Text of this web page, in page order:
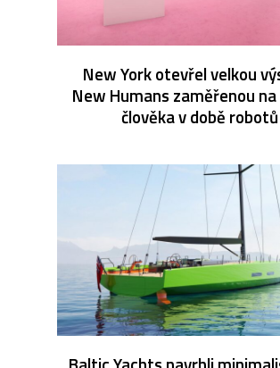
New York otevřel velkou
New Humans zaměřenou
člověka v době robotů